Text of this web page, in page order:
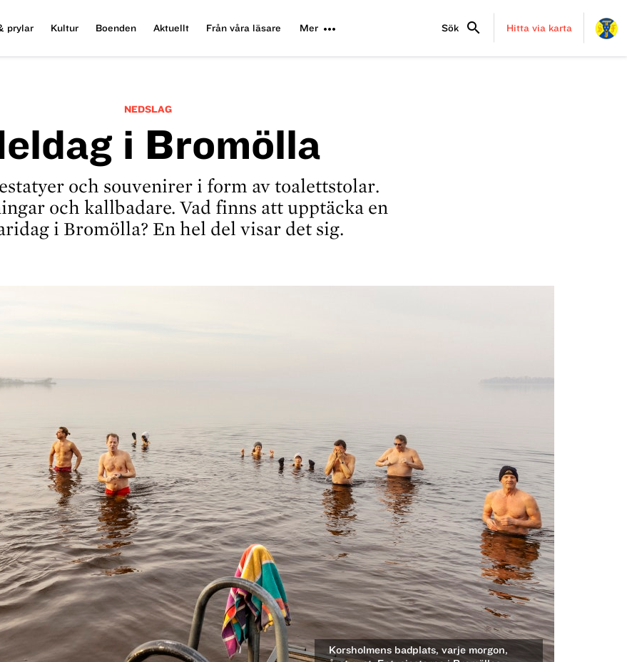
prylar Kultur Boenden Aktuellt Från våra läsare Mer more_horiz Sök search Hitta via karta
NEDSLAG
i Bromölla
och souvenirer i form av toalettstolar.
och kallbadare. Vad finns att upptäcka en
i Bromölla? En hel del visar det sig.
Korsholmens badplats, varje morgon,